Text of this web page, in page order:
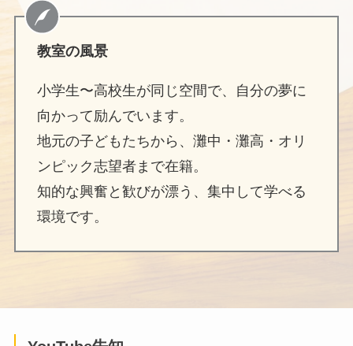
教室の風景
小学生〜高校生が同じ空間で、自分の夢に
向かって励んでいます。
地元の子どもたちから、灘中・灘高・オリ
ンピック志望者まで在籍。
知的な興奮と歓びが漂う、集中して学べる
環境です。